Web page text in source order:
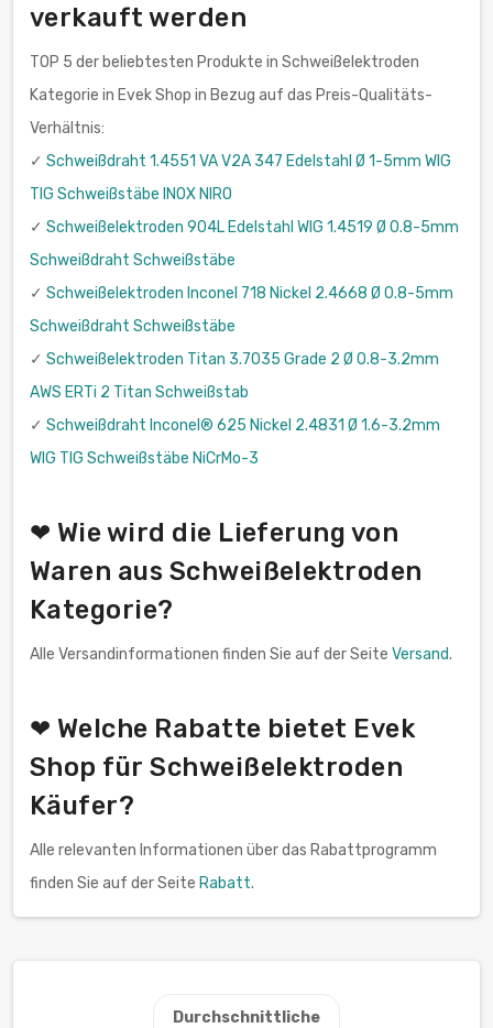
verkauft werden
TOP 5 der beliebtesten Produkte in Schweißelektroden
Kategorie in Evek Shop in Bezug auf das Preis-Qualitäts-
Verhältnis:
✓ Schweißdraht 1.4551 VA V2A 347 Edelstahl Ø 1-5mm WIG
TIG Schweißstäbe INOX NIRO
✓ Schweißelektroden 904L Edelstahl WIG 1.4519 Ø 0.8-5mm
Schweißdraht Schweißstäbe
✓ Schweißelektroden Inconel 718 Nickel 2.4668 Ø 0.8-5mm
Schweißdraht Schweißstäbe
✓ Schweißelektroden Titan 3.7035 Grade 2 Ø 0.8-3.2mm
AWS ERTi 2 Titan Schweißstab
✓ Schweißdraht Inconel® 625 Nickel 2.4831 Ø 1.6-3.2mm
WIG TIG Schweißstäbe NiCrMo-3
❤ Wie wird die Lieferung von
Waren aus Schweißelektroden
Kategorie?
Alle Versandinformationen finden Sie auf der Seite Versand.
❤ Welche Rabatte bietet Evek
Shop für Schweißelektroden
Käufer?
Alle relevanten Informationen über das Rabattprogramm
finden Sie auf der Seite Rabatt.
Durchschnittliche